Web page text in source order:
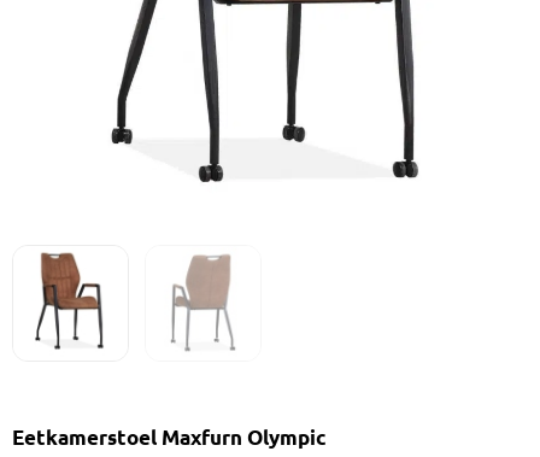
Eetkamerstoel Maxfurn Olympic